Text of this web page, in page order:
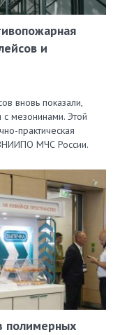
и
вновь показали,
мезонинами. Этой
практическая
МЧС России.
полимерных